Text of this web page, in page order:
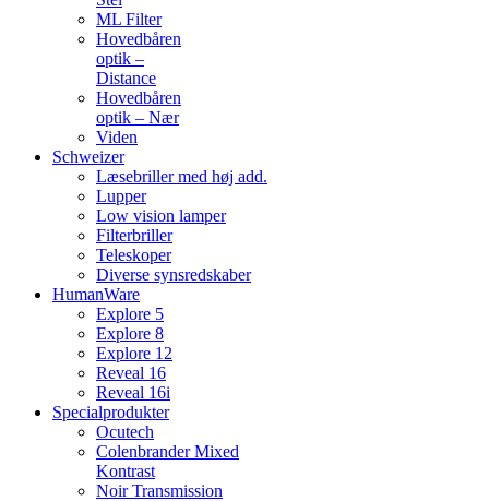
ML Filter
Hovedbåren
optik –
Distance
Hovedbåren
optik – Nær
Viden
Schweizer
Læsebriller med høj add.
Lupper
Low vision lamper
Filterbriller
Teleskoper
Diverse synsredskaber
HumanWare
Explore 5
Explore 8
Explore 12
Reveal 16
Reveal 16i
Specialprodukter
Ocutech
Colenbrander Mixed
Kontrast
Noir Transmission